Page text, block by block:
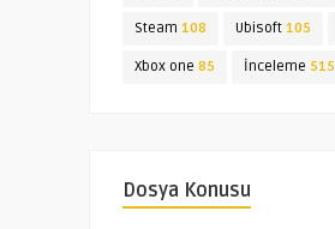
Steam 108 Ubisoft 105
Xbox one 85 İnceleme 515
Dosya Konusu